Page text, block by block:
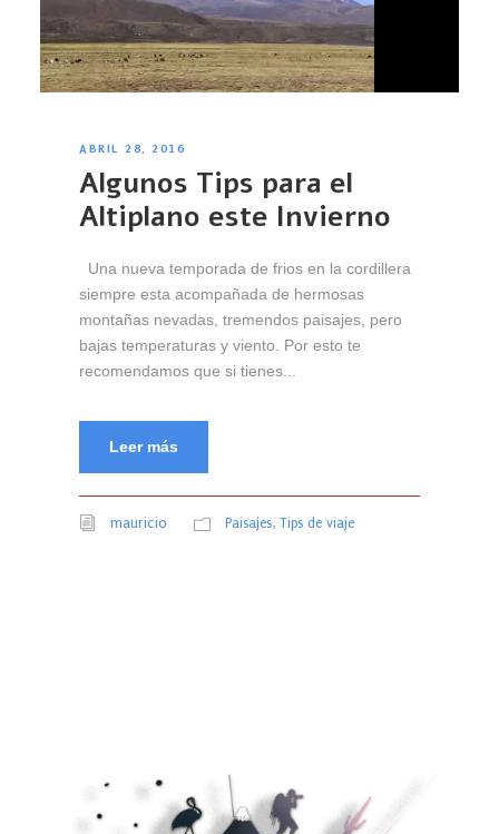
ABRIL 28, 2016
Algunos Tips para el
Altiplano este Invierno
Una nueva temporada de frios en la cordillera
siempre esta acompañada de hermosas
montañas nevadas, tremendos paisajes, pero
bajas temperaturas y viento. Por esto te
recomendamos que si tienes...
Leer más
mauricio Paisajes, Tips de viaje